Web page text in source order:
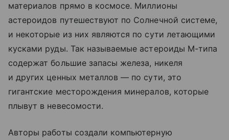
материалов прямо в космосе. Миллионы
астероидов путешествуют по Солнечной системе,
и некоторые из них являются по сути летающими
кусками руды. Так называемые астероиды М-типа
содержат большие запасы железа, никеля
и других ценных металлов — по сути, это
гигантские месторождения минералов, которые
плывут в невесомости.
Авторы работы создали компьютерную